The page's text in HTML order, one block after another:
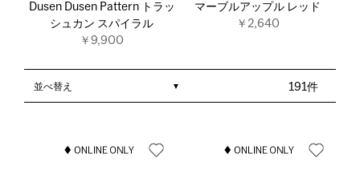
Dusen Dusen Pattern トラッ
シュカン スパイラル
￥9,900
マーブルアップル レッド
￥2,640
191件
並べ替え